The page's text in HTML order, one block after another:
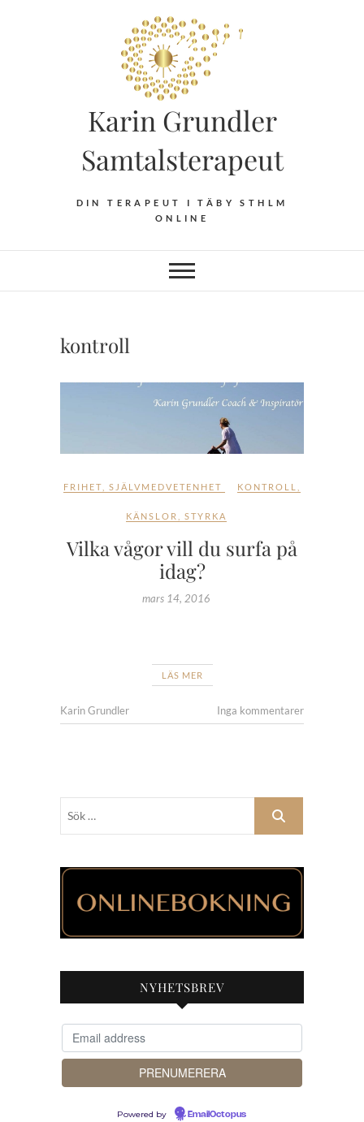
Karin Grundler
Samtalsterapeut
DIN TERAPEUT I TÄBY STHLM
ONLINE
kontroll
FRIHET SJÄLVMEDVETENHET KONTROLL
KÄNSLOR STYRKA
Vilka vågor vill du surfa på
idag?
mars 14, 2016
LÄS MER
Karin Grundler Inga kommentarer
NYHETSBREV
Powered by EmailOctopus